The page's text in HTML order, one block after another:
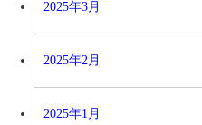
2025年3月
2025年2月
2025年1月